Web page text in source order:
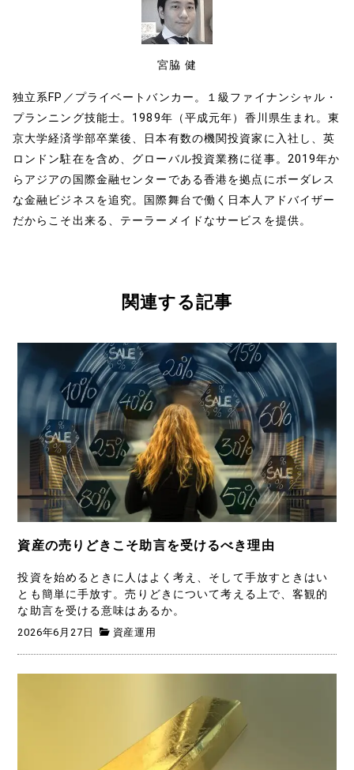
宮脇 健
独立系FP／プライベートバンカー。１級ファイナンシャル・
プランニング技能士。1989年（平成元年）香川県生まれ。東
京大学経済学部卒業後、日本有数の機関投資家に入社し、英
ロンドン駐在を含め、グローバル投資業務に従事。2019年か
らアジアの国際金融センターである香港を拠点にボーダレス
な金融ビジネスを追究。国際舞台で働く日本人アドバイザー
だからこそ出来る、テーラーメイドなサービスを提供。
関連する記事
資産の売りどきこそ助言を受けるべき理由
投資を始めるときに人はよく考え、そして手放すときはい
とも簡単に手放す。売りどきについて考える上で、客観的
な助言を受ける意味はあるか。
2026年6月27日 資産運用